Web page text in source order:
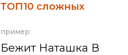
ТОП10 сложных
пример:
Бежит Наташка В